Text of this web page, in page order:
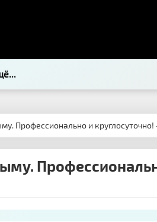
Профессионально и круглосуточно!